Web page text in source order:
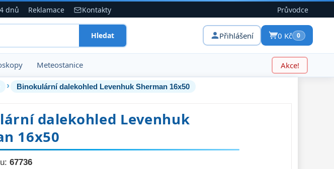
dnů Reklamace Kontakty Průvodce
Hledat Přihlášení 0 Kč 0
Meteostanice Akce!
› Binokulární dalekohled Levenhuk Sherman 16x50
dalekohled Levenhuk
16x50
67736